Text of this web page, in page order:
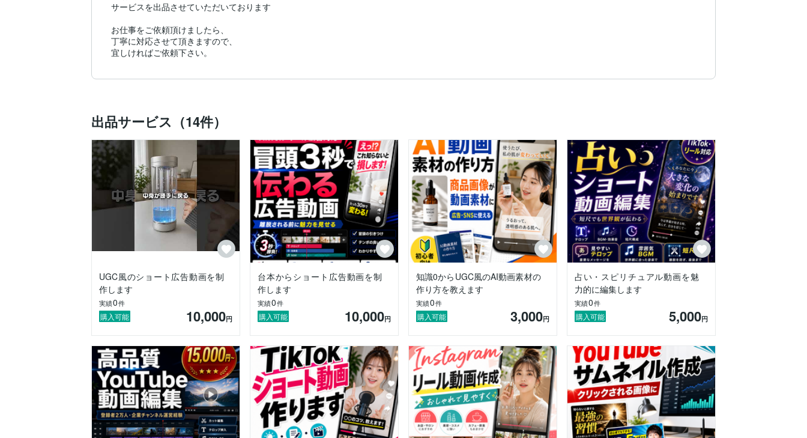
サービスを出品させていただいております
お仕事をご依頼頂けましたら、
丁寧に対応させて頂きますので、
宜しければご依頼下さい。
出品サービス（14件）
UGC風のショート広告動画を制
作します
実績0件
購入可能 10,000円
台本からショート広告動画を制
作します
実績0件
購入可能 10,000円
知識0からUGC風のAI動画素材の
作り方を教えます
実績0件
購入可能 3,000円
占い・スピリチュアル動画を魅
力的に編集します
実績0件
購入可能 5,000円